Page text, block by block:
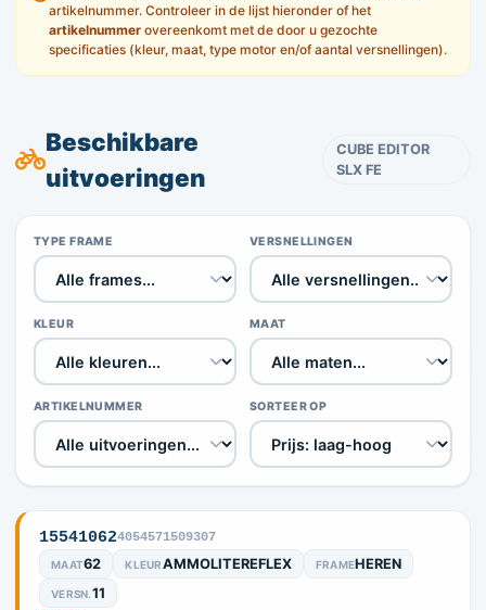
artikelnummer. Controleer in de lijst hieronder of het
artikelnummer overeenkomt met de door u gezochte
specificaties (kleur, maat, type motor en/of aantal versnellingen).
Beschikbare
uitvoeringen
CUBE EDITOR
SLX FE
TYPE FRAME VERSNELLINGEN
KLEUR MAAT
ARTIKELNUMMER SORTEER OP
155410624054571509307
MAAT62 KLEURAMMOLITEREFLEX FRAMEHEREN
VERSN.11